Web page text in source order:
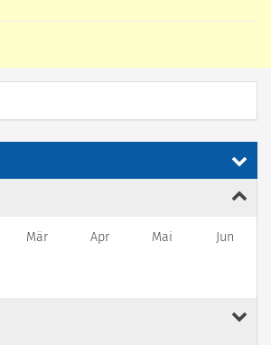
Mär Apr Mai Jun